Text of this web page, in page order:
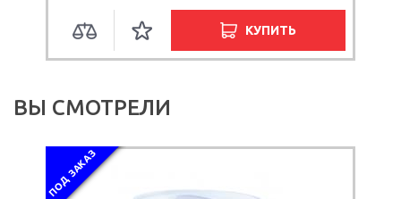
КУПИТЬ
ВЫ СМОТРЕЛИ
ПОД ЗАКАЗ